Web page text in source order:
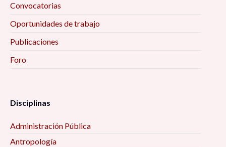
Convocatorias
Oportunidades de trabajo
Publicaciones
Foro
Disciplinas
Administración Pública
Antropología